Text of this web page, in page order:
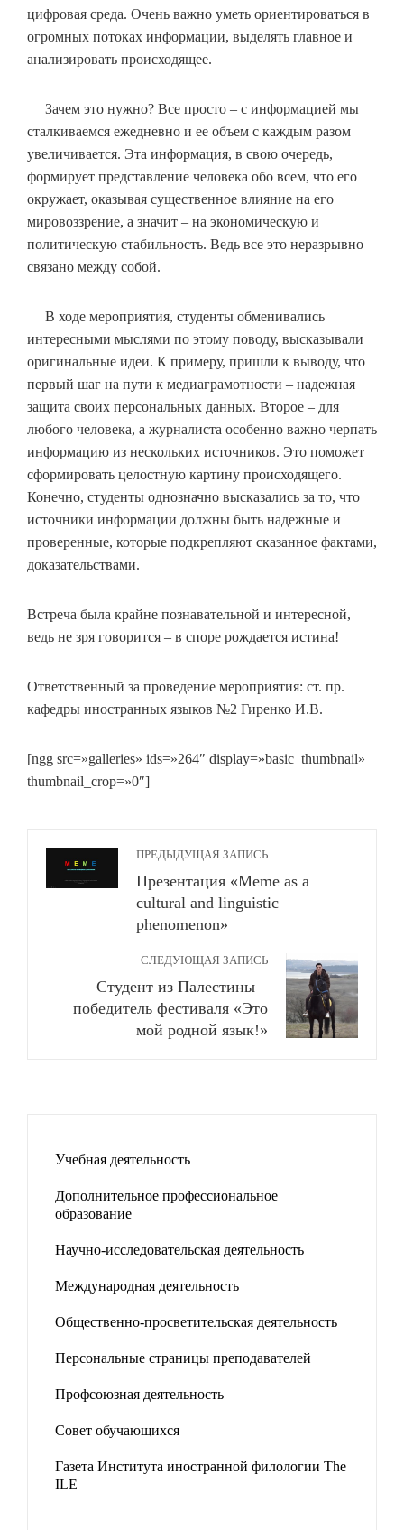
цифровая среда. Очень важно уметь ориентироваться в
огромных потоках информации, выделять главное и
анализировать происходящее.
Зачем это нужно? Все просто – с информацией мы
сталкиваемся ежедневно и ее объем с каждым разом
увеличивается. Эта информация, в свою очередь,
формирует представление человека обо всем, что его
окружает, оказывая существенное влияние на его
мировоззрение, а значит – на экономическую и
политическую стабильность. Ведь все это неразрывно
связано между собой.
В ходе мероприятия, студенты обменивались
интересными мыслями по этому поводу, высказывали
оригинальные идеи. К примеру, пришли к выводу, что
первый шаг на пути к медиаграмотности – надежная
защита своих персональных данных. Второе – для
любого человека, а журналиста особенно важно черпать
информацию из нескольких источников. Это поможет
сформировать целостную картину происходящего.
Конечно, студенты однозначно высказались за то, что
источники информации должны быть надежные и
проверенные, которые подкрепляют сказанное фактами,
доказательствами.
Встреча была крайне познавательной и интересной,
ведь не зря говорится – в споре рождается истина!
Ответственный за проведение мероприятия: ст. пр.
кафедры иностранных языков №2 Гиренко И.В.
[ngg src=»galleries» ids=»264″ display=»basic_thumbnail»
thumbnail_crop=»0″]
ПРЕДЫДУЩАЯ ЗАПИСЬ
Презентация «Meme as a
cultural and linguistic
phenomenon»
СЛЕДУЮЩАЯ ЗАПИСЬ
Студент из Палестины –
победитель фестиваля «Это
мой родной язык!»
Учебная деятельность
Дополнительное профессиональное
образование
Научно-исследовательская деятельность
Международная деятельность
Общественно-просветительская деятельность
Персональные страницы преподавателей
Профсоюзная деятельность
Совет обучающихся
Газета Института иностранной филологии The
ILE